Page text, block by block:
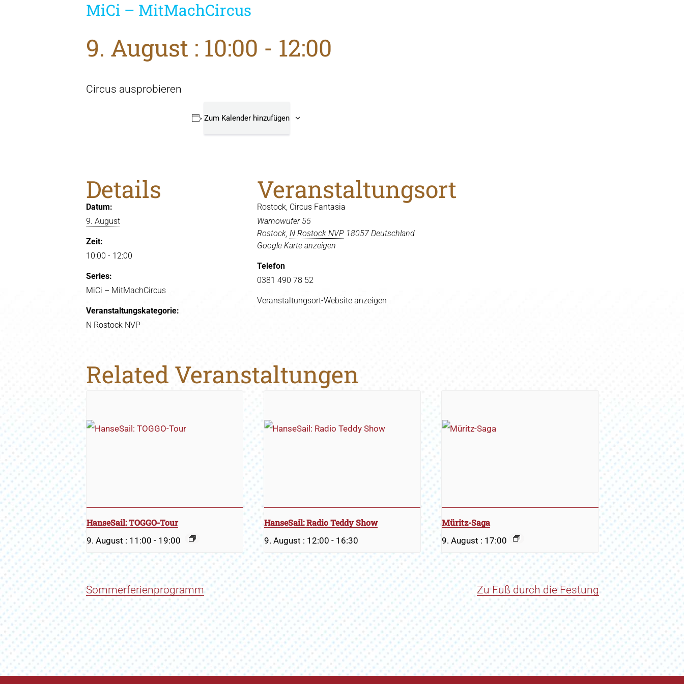
MiCi – MitMachCircus
9. August : 10:00 - 12:00
Circus ausprobieren
Zum Kalender hinzufügen
Details
Datum:
9. August
Zeit:
10:00 - 12:00
Series:
MiCi – MitMachCircus
Veranstaltungskategorie:
N Rostock NVP
Veranstaltungsort
Rostock, Circus Fantasia
Warnowufer 55
Rostock, N Rostock NVP 18057 Deutschland
Google Karte anzeigen
Telefon
0381 490 78 52
Veranstaltungsort-Website anzeigen
Related Veranstaltungen
HanseSail: TOGGO-Tour
9. August : 11:00 - 19:00
HanseSail: Radio Teddy Show
9. August : 12:00 - 16:30
Müritz-Saga
9. August : 17:00
Sommerferienprogramm Zu Fuß durch die Festung